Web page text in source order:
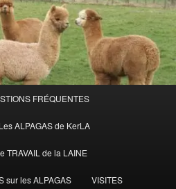
FRÉQUENTES
Les ALPAGAS de KerLA
TRAVAIL de la LAINE
sur les ALPAGAS VISITES